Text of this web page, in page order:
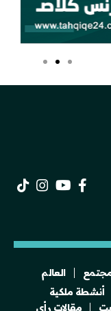
العالم
أنشطة ملكية
مقالات رأي